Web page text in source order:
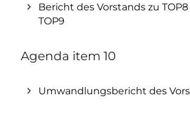
Bericht des Vorstands zu
TOP9
Agenda item 10
Umwandlungsbericht des